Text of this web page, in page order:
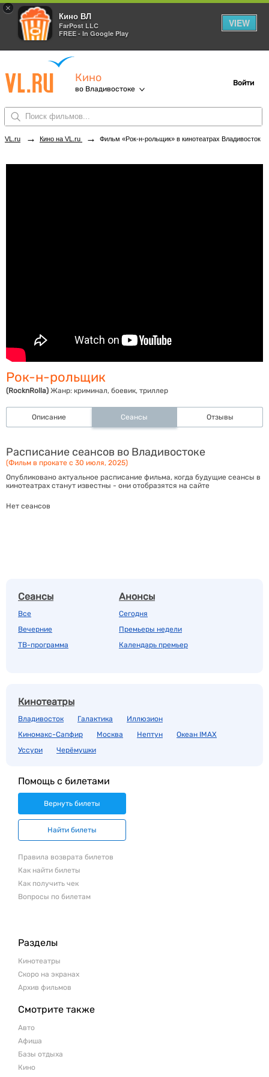
×
Кино ВЛ
FarPost LLC
FREE - In Google Play
VIEW
Кино
во Владивостоке
Войти
VL.ru → Кино на VL.ru → Фильм «Рок-н-рольщик» в кинотеатрах Владивостока. Купить билеты!
Рок-н-рольщик
(RocknRolla) Жанр: криминал, боевик, триллер
Описание Сеансы Отзывы
Расписание сеансов во Владивостоке
(Фильм в прокате с 30 июля, 2025)
Опубликовано актуальное расписание фильма, когда будущие сеансы в
кинотеатрах станут известны - они отобразятся на сайте
Нет сеансов
Сеансы
Все
Вечерние
ТВ-программа
Анонсы
Сегодня
Премьеры недели
Календарь премьер
Кинотеатры
Владивосток Галактика
Иллюзион
Киномакс-Сапфир
Москва Нептун
Океан IMAX
Уссури
Черёмушки
Помощь с билетами
Вернуть билеты
Найти билеты
Правила возврата билетов
Как найти билеты
Как получить чек
Вопросы по билетам
Разделы
Кинотеатры
Скоро на экранах
Архив фильмов
Смотрите также
Авто
Афиша
Базы отдыха
Кино